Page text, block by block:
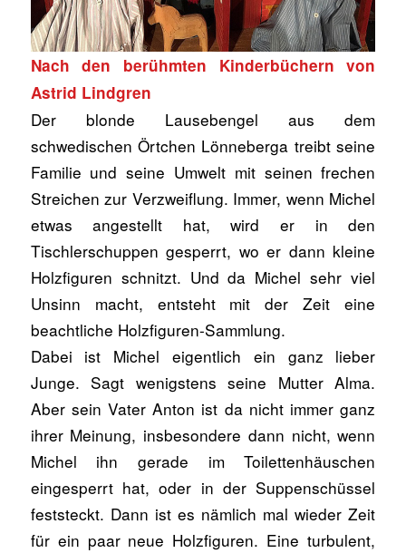
Nach den berühmten Kinderbüchern von
Astrid Lindgren
Der blonde Lausebengel aus dem
schwedischen Örtchen Lönneberga treibt seine
Familie und seine Umwelt mit seinen frechen
Streichen zur Verzweiflung. Immer, wenn Michel
etwas angestellt hat, wird er in den
Tischlerschuppen gesperrt, wo er dann kleine
Holzfiguren schnitzt. Und da Michel sehr viel
Unsinn macht, entsteht mit der Zeit eine
beachtliche Holzfiguren-Sammlung.
Dabei ist Michel eigentlich ein ganz lieber
Junge. Sagt wenigstens seine Mutter Alma.
Aber sein Vater Anton ist da nicht immer ganz
ihrer Meinung, insbesondere dann nicht, wenn
Michel ihn gerade im Toilettenhäuschen
eingesperrt hat, oder in der Suppenschüssel
feststeckt. Dann ist es nämlich mal wieder Zeit
für ein paar neue Holzfiguren. Eine turbulent,